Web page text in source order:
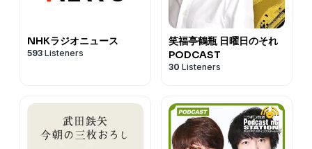
NHKラジオニュース
593 Listeners
笑福亭鶴瓶 日曜日のそれ
PODCAST
30 Listeners